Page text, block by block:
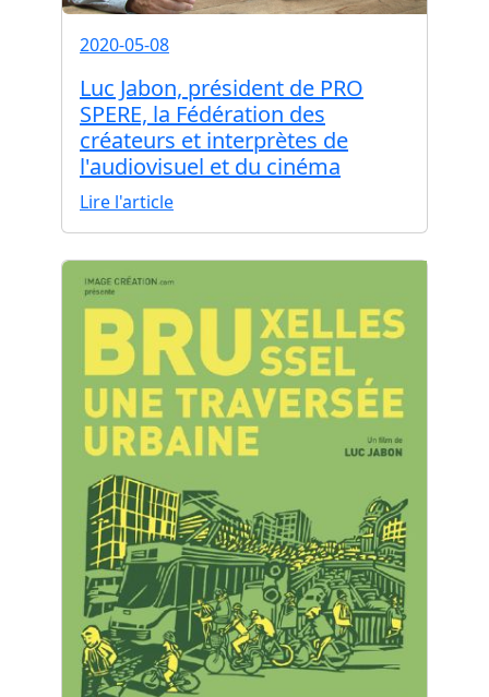
2020-05-08
Luc Jabon, président de PRO
SPERE, la Fédération des
créateurs et interprètes de
l'audiovisuel et du cinéma
Lire l'article